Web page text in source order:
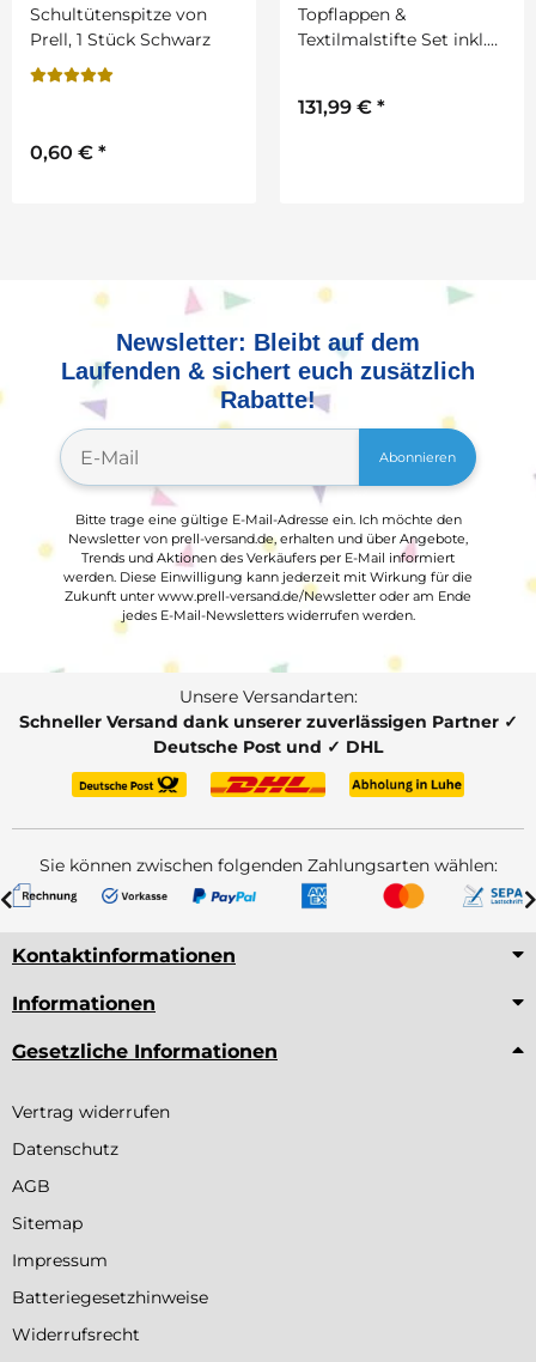
Schultütenspitze von
Prell, 1 Stück Schwarz
0,60 € *
Topflappen &
Textilmalstifte Set inkl.
131,99 € *
Newsletter: Bleibt auf dem
Laufenden & sichert euch zusätzlich
Rabatte!
Abonnieren
Bitte trage eine gültige E-Mail-Adresse ein. Ich möchte den
Newsletter von prell-versand.de, erhalten und über Angebote,
Trends und Aktionen des Verkäufers per E-Mail informiert
werden. Diese Einwilligung kann jederzeit mit Wirkung für die
Zukunft unter www.prell-versand.de/Newsletter oder am Ende
jedes E-Mail-Newsletters widerrufen werden.
Unsere Versandarten:
Schneller Versand dank unserer zuverlässigen Partner ✓
Deutsche Post und ✓ DHL
Sie können zwischen folgenden Zahlungsarten wählen:
Kontaktinformationen
Informationen
Gesetzliche Informationen
Vertrag widerrufen
Datenschutz
AGB
Sitemap
Impressum
Batteriegesetzhinweise
Widerrufsrecht